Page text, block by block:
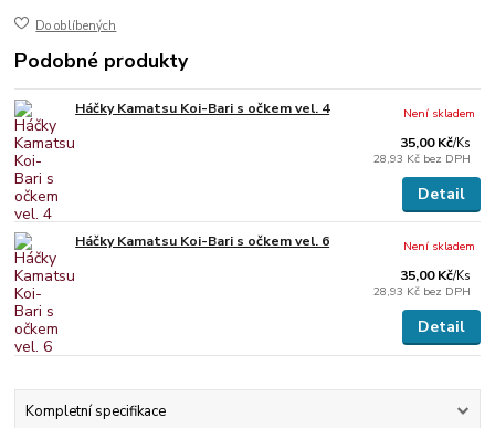
Do oblíbených
Podobné produkty
Háčky Kamatsu Koi-Bari s očkem vel. 4
35,00 Kč/Ks
28,93 Kč bez DPH
Není skladem
Detail
Háčky Kamatsu Koi-Bari s očkem vel. 6
35,00 Kč/Ks
28,93 Kč bez DPH
Není skladem
Detail
Kompletní specifikace